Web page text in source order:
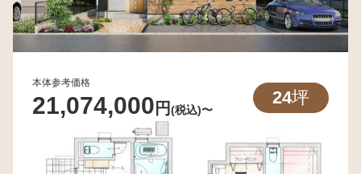
本体参考価格
21,074,000 円(税込)〜
24坪